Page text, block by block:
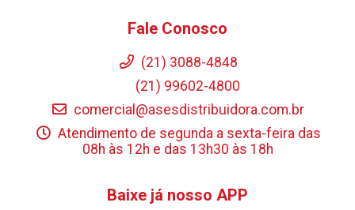
Fale Conosco
(21) 3088-4848
(21) 99602-4800
comercial@asesdistribuidora.com.br
Atendimento de segunda a sexta-feira das
08h às 12h e das 13h30 às 18h
Baixe já nosso APP